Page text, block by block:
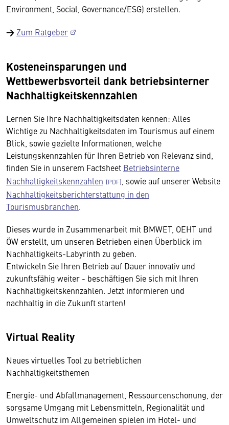
Environment, Social, Governance/ESG) erstellen.
→ Zum Ratgeber
Kosteneinsparungen und
Wettbewerbsvorteil dank betriebsinterner
Nachhaltigkeitskennzahlen
Lernen Sie Ihre Nachhaltigkeitsdaten kennen: Alles
Wichtige zu Nachhaltigkeitsdaten im Tourismus auf einem
Blick, sowie gezielte Informationen, welche
Leistungskennzahlen für Ihren Betrieb von Relevanz sind,
finden Sie in unserem Factsheet Betriebsinterne
Nachhaltigkeitskennzahlen
, sowie auf unserer Website
Nachhaltigkeitsberichterstattung in den
Tourismusbranchen.
Dieses wurde in Zusammenarbeit mit BMWET, OEHT und
ÖW erstellt, um unseren Betrieben einen Überblick im
Nachhaltigkeits-Labyrinth zu geben.
Entwickeln Sie Ihren Betrieb auf Dauer innovativ und
zukunftsfähig weiter - beschäftigen Sie sich mit Ihren
Nachhaltigkeitskennzahlen. Jetzt informieren und
nachhaltig in die Zukunft starten!
Virtual Reality
Neues virtuelles Tool zu betrieblichen
Nachhaltigkeitsthemen
Energie- und Abfallmanagement, Ressourcenschonung, der
sorgsame Umgang mit Lebensmitteln, Regionalität und
Umweltschutz im Allgemeinen spielen im Hotel- und